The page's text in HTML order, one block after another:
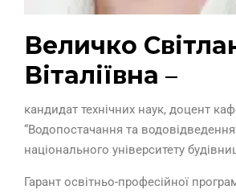
Величко
Віталіївна –
кандидат технічних наук, доцент
“Водопостачання та
національного університету
Гарант освітньо-професійної